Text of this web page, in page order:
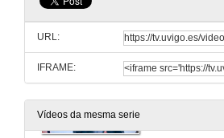
URL:
IFRAME:
Vídeos da mesma serie
Intervención de
Inauguración do
11 de set. de 2018
Intervención de